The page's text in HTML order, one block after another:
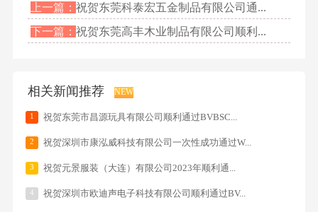
上一篇：祝贺东莞科泰宏五金制品有限公司通...
下一篇：祝贺东莞高丰木业制品有限公司顺利...
相关新闻推荐 NEW
1 祝贺东莞市昌源玩具有限公司顺利通过BVBSC...
2 祝贺深圳市康泓威科技有限公司一次性成功通过W...
3 祝贺元景服装（大连）有限公司2023年顺利通...
4 祝贺深圳市欧迪声电子科技有限公司顺利通过BV...